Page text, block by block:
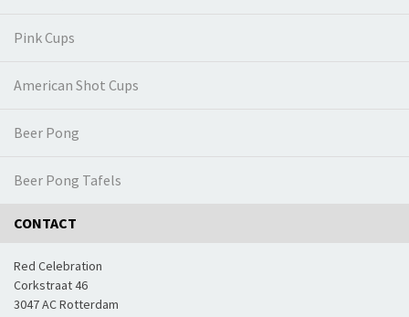
Pink Cups
American Shot Cups
Beer Pong
Beer Pong Tafels
CONTACT
Red Celebration
Corkstraat 46
3047 AC Rotterdam